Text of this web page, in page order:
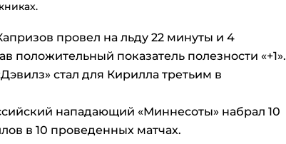
провел на льду 22 минуты и 4
положительный показатель полезности «+1».
стал для Кирилла третьим в
нападающий «Миннесоты» набрал 10
в 10 проведенных матчах.